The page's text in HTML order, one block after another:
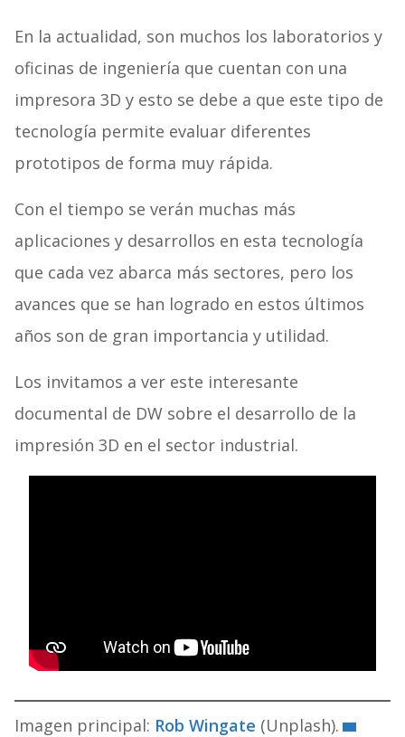
En la actualidad, son muchos los laboratorios y
oficinas de ingeniería que cuentan con una
impresora 3D y esto se debe a que este tipo de
tecnología permite evaluar diferentes
prototipos de forma muy rápida.
Con el tiempo se verán muchas más
aplicaciones y desarrollos en esta tecnología
que cada vez abarca más sectores, pero los
avances que se han logrado en estos últimos
años son de gran importancia y utilidad.
Los invitamos a ver este interesante
documental de DW sobre el desarrollo de la
impresión 3D en el sector industrial.
Imagen principal: Rob Wingate (Unplash).